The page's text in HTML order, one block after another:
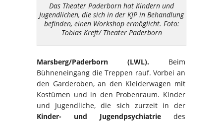
Das Theater Paderborn hat Kindern und
Jugendlichen, die sich in der KJP in Behandlung
befinden, einen Workshop ermöglicht. Foto:
Tobias Kreft/ Theater Paderborn
Marsberg/Paderborn (LWL). Beim
Bühneneingang die Treppen rauf. Vorbei an
den Garderoben, an den Kleiderwagen mit
Kostümen und in den Probenraum. Kinder
und Jugendliche, die sich zurzeit in der
Kinder- und Jugendpsychiatrie des